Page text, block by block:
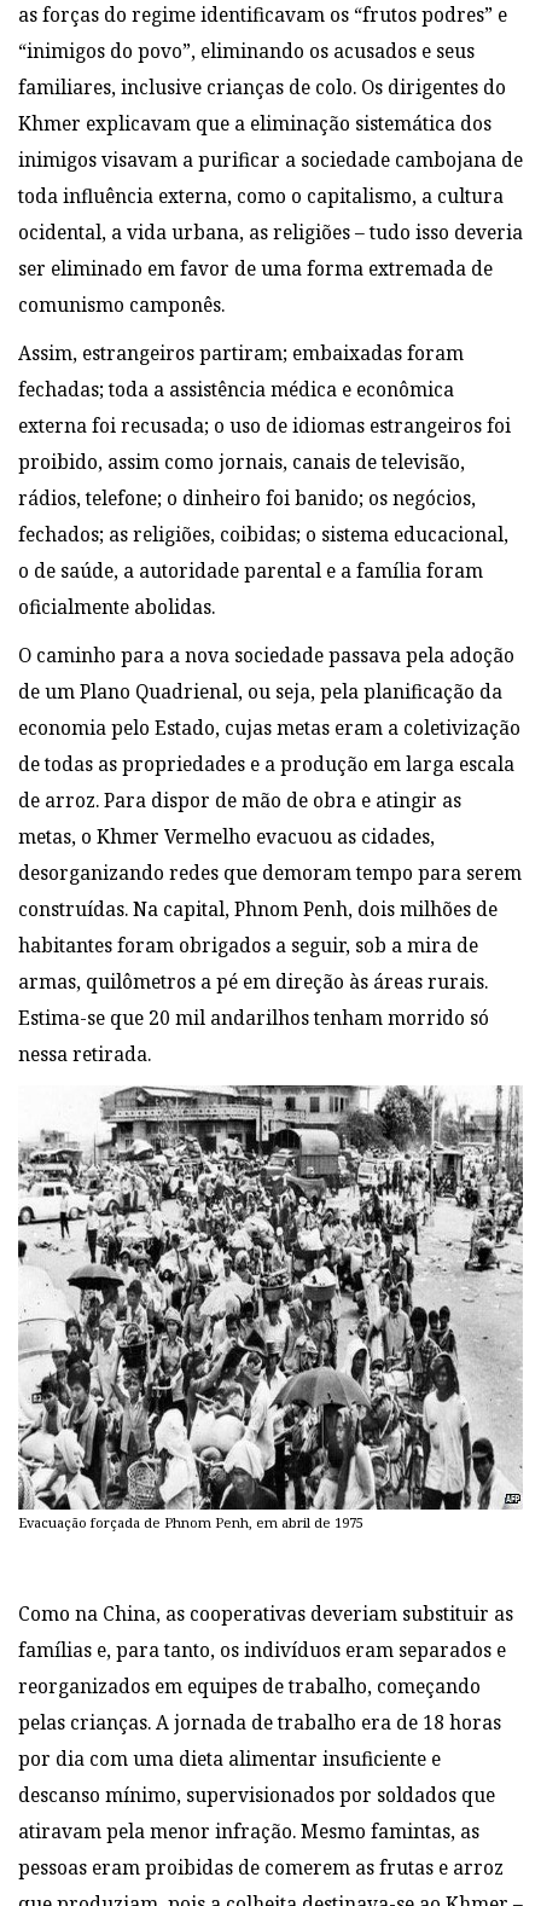
as forças do regime identificavam os “frutos podres” e
“inimigos do povo”, eliminando os acusados e seus
familiares, inclusive crianças de colo. Os dirigentes do
Khmer explicavam que a eliminação sistemática dos
inimigos visavam a purificar a sociedade cambojana de
toda influência externa, como o capitalismo, a cultura
ocidental, a vida urbana, as religiões – tudo isso deveria
ser eliminado em favor de uma forma extremada de
comunismo camponês.
Assim, estrangeiros partiram; embaixadas foram
fechadas; toda a assistência médica e econômica
externa foi recusada; o uso de idiomas estrangeiros foi
proibido, assim como jornais, canais de televisão,
rádios, telefone; o dinheiro foi banido; os negócios,
fechados; as religiões, coibidas; o sistema educacional,
o de saúde, a autoridade parental e a família foram
oficialmente abolidas.
O caminho para a nova sociedade passava pela adoção
de um Plano Quadrienal, ou seja, pela planificação da
economia pelo Estado, cujas metas eram a coletivização
de todas as propriedades e a produção em larga escala
de arroz. Para dispor de mão de obra e atingir as
metas, o Khmer Vermelho evacuou as cidades,
desorganizando redes que demoram tempo para serem
construídas. Na capital, Phnom Penh, dois milhões de
habitantes foram obrigados a seguir, sob a mira de
armas, quilômetros a pé em direção às áreas rurais.
Estima-se que 20 mil andarilhos tenham morrido só
nessa retirada.
Evacuação forçada de Phnom Penh, em abril de 1975
Como na China, as cooperativas deveriam substituir as
famílias e, para tanto, os indivíduos eram separados e
reorganizados em equipes de trabalho, começando
pelas crianças. A jornada de trabalho era de 18 horas
por dia com uma dieta alimentar insuficiente e
descanso mínimo, supervisionados por soldados que
atiravam pela menor infração. Mesmo famintas, as
pessoas eram proibidas de comerem as frutas e arroz